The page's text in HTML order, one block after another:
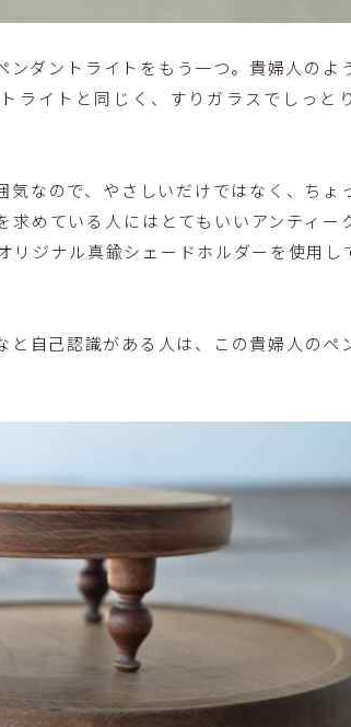
ンダントライトをもう一つ。貴婦人のよ
ライトと同じく、すりガラスでしっと
気なので、やさしいだけではなく、ちょ
求めている人にはとてもいいアンティー
リジナル真鍮シェードホルダーを使用
と自己認識がある人は、この貴婦人のペ